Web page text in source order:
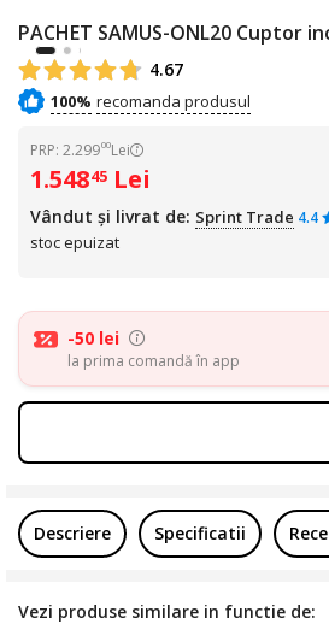
PACHET SAMUS-ONL20 Cuptor
4.67
100%
PRP: 2.29900Lei
1.54845 Lei
Vândut și livrat de: Sprint Trade 4.4
stoc epuizat
-50 lei
la prima comandă în app
Descriere Specificatii
Vezi produse similare in functie de: